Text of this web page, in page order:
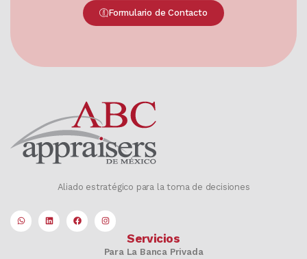
Formulario de Contacto
Aliado estratégico para la toma de decisiones
Servicios
Para La Banca Privada